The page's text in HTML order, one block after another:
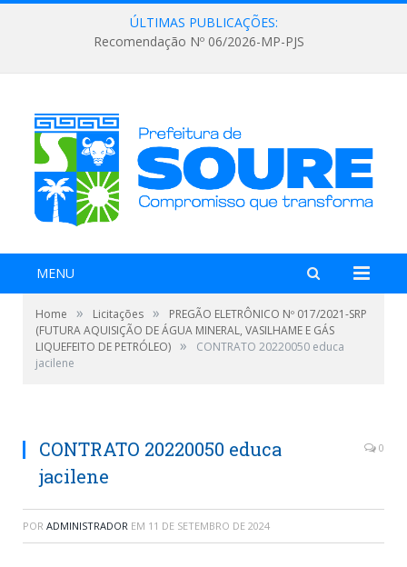
ÚLTIMAS PUBLICAÇÕES:
Recomendação Nº 06/2026-MP-PJS
MENU
Home » Licitações »
PREGÃO ELETRÔNICO Nº 017/2021-SRP
(FUTURA AQUISIÇÃO DE ÁGUA MINERAL, VASILHAME E GÁS
LIQUEFEITO DE PETRÓLEO) »
CONTRATO 20220050 educa
jacilene
CONTRATO 20220050 educa
jacilene
0
POR ADMINISTRADOR EM 11 DE SETEMBRO DE 2024